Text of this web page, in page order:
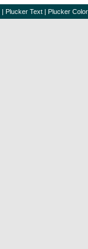
| Plucker Text | Plucker Color